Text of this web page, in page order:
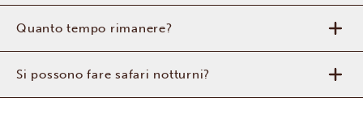
Quanto tempo rimanere?
Si possono fare safari notturni?